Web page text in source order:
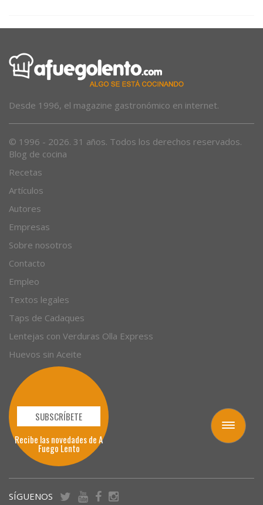
Toggle
navigation
Desde 1996, el magazine gastronómico en internet.
© 1996 - 2026. 31 años. Todos los derechos reservados.
Blog de cocina
Recetas
Artículos
Autores
Empresas
Sobre nosotros
Contacto
Empleo
Textos legales
Taps de Cadaques
Lentejas con Verduras Olla Express
Huevos sin Aceite
SUBSCRÍBETE
Recibe las novedades de A
Fuego Lento
SÍGUENOS